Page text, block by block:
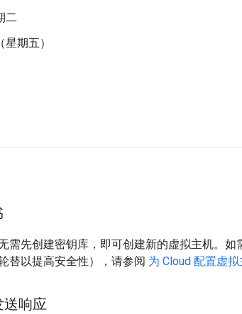
二
期五）
需先创建密钥库，即可创建新的虚拟主机。如
替以提高安全性），请参阅 为 Cloud 配置虚
送响应